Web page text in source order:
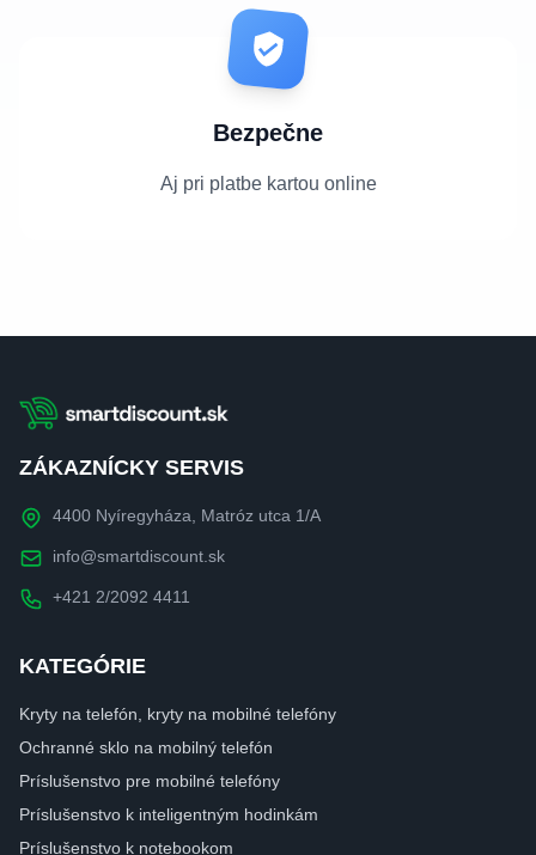
Bezpečne
Aj pri platbe kartou online
ZÁKAZNÍCKY SERVIS
4400 Nyíregyháza, Matróz utca 1/A
info@smartdiscount.sk
+421 2/2092 4411
KATEGÓRIE
Kryty na telefón, kryty na mobilné telefóny
Ochranné sklo na mobilný telefón
Príslušenstvo pre mobilné telefóny
Príslušenstvo k inteligentným hodinkám
Príslušenstvo k notebookom